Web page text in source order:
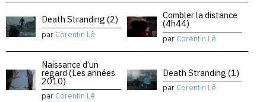
Death Stranding (2)
par Corentin Lê
Combler la distance
(4h44)
par Corentin Lê
Naissance d’un
regard (Les années
2010)
par Corentin Lê
Death Stranding (1)
par Corentin Lê